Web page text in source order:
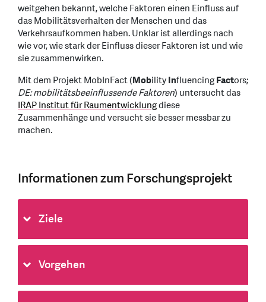
weitgehen bekannt, welche Faktoren einen Einfluss auf
das Mobilitätsverhalten der Menschen und das
Verkehrsaufkommen haben. Unklar ist allerdings nach
wie vor, wie stark der Einfluss dieser Faktoren ist und wie
sie zusammenwirken.
Mit dem Projekt MobInFact (MobilityInfluencingFactors;
DE: mobilitätsbeeinflussende Faktoren) untersucht das
IRAP Institut für Raumentwicklungdiese
Zusammenhänge und versucht sie besser messbar zu
machen.
Informationen zum Forschungsprojekt
Ziele
Vorgehen